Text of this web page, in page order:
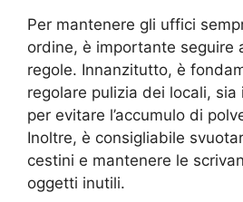
Per mantenere gli uffici
ordine, è importante seguire
regole. Innanzitutto, è
regolare pulizia dei locali,
per evitare l’accumulo di
Inoltre, è consigliabile
cestini e mantenere le
oggetti inutili.